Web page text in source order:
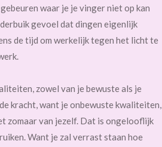
waar je je vinger niet op kan
gevoel dat dingen eigenlijk
de tijd om werkelijk tegen het licht te
zowel van je bewuste als je
kracht, want je onbewuste kwaliteiten,
zomaar van jezelf. Dat is ongelooflijk
Want je zal verrast staan hoe